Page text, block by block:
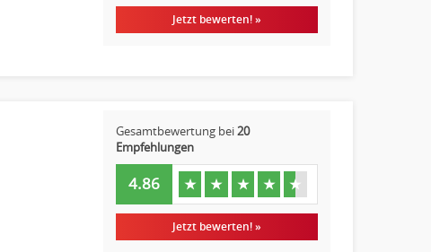
Jetzt bewerten! »
Gesamtbewertung bei20
Empfehlungen
4.86 ★ ★ ★ ★ ★
Jetzt bewerten! »